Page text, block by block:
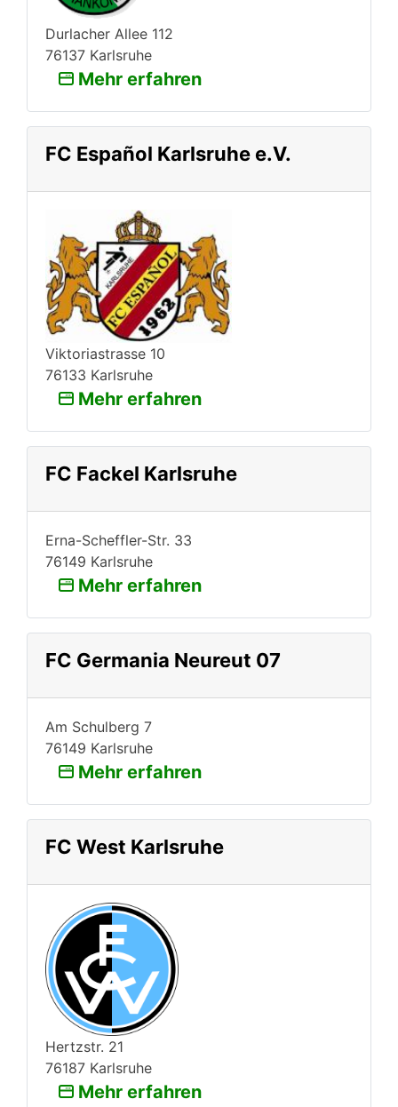
Durlacher Allee 112
76137 Karlsruhe
Mehr erfahren
FC Español Karlsruhe e.V.
Viktoriastrasse 10
76133 Karlsruhe
Mehr erfahren
FC Fackel Karlsruhe
Erna-Scheffler-Str. 33
76149 Karlsruhe
Mehr erfahren
FC Germania Neureut 07
Am Schulberg 7
76149 Karlsruhe
Mehr erfahren
FC West Karlsruhe
Hertzstr. 21
76187 Karlsruhe
Mehr erfahren